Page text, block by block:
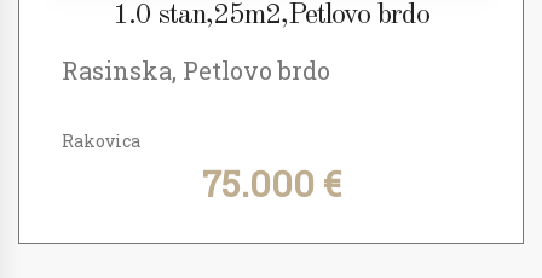
1.0 stan,25m2,Petlovo brdo
Rasinska, Petlovo brdo
Rakovica
75.000 €